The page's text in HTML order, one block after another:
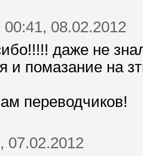
00:41, 08.02.2012
даже не
и помазание на
переводчиков!
07.02.2012